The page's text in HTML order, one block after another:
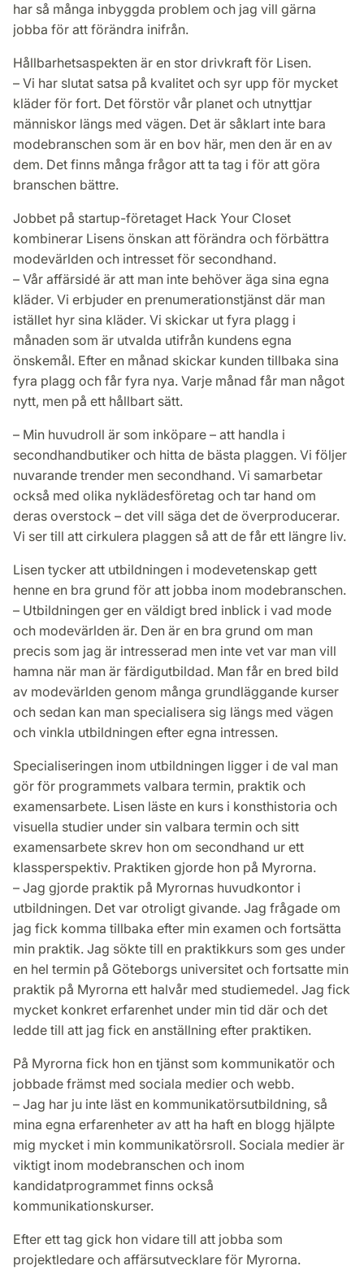
har så många inbyggda problem och jag vill gärna
jobba för att förändra inifrån.
Hållbarhetsaspekten är en stor drivkraft för Lisen.
– Vi har slutat satsa på kvalitet och syr upp för mycket
kläder för fort. Det förstör vår planet och utnyttjar
människor längs med vägen. Det är såklart inte bara
modebranschen som är en bov här, men den är en av
dem. Det finns många frågor att ta tag i för att göra
branschen bättre.
Jobbet på startup-företaget Hack Your Closet
kombinerar Lisens önskan att förändra och förbättra
modevärlden och intresset för secondhand.
– Vår affärsidé är att man inte behöver äga sina egna
kläder. Vi erbjuder en prenumerationstjänst där man
istället hyr sina kläder. Vi skickar ut fyra plagg i
månaden som är utvalda utifrån kundens egna
önskemål. Efter en månad skickar kunden tillbaka sina
fyra plagg och får fyra nya. Varje månad får man något
nytt, men på ett hållbart sätt.
– Min huvudroll är som inköpare – att handla i
secondhandbutiker och hitta de bästa plaggen. Vi följer
nuvarande trender men secondhand. Vi samarbetar
också med olika nyklädesföretag och tar hand om
deras overstock – det vill säga det de överproducerar.
Vi ser till att cirkulera plaggen så att de får ett längre liv.
Lisen tycker att utbildningen i modevetenskap gett
henne en bra grund för att jobba inom modebranschen.
– Utbildningen ger en väldigt bred inblick i vad mode
och modevärlden är. Den är en bra grund om man
precis som jag är intresserad men inte vet var man vill
hamna när man är färdigutbildad. Man får en bred bild
av modevärlden genom många grundläggande kurser
och sedan kan man specialisera sig längs med vägen
och vinkla utbildningen efter egna intressen.
Specialiseringen inom utbildningen ligger i de val man
gör för programmets valbara termin, praktik och
examensarbete. Lisen läste en kurs i konsthistoria och
visuella studier under sin valbara termin och sitt
examensarbete skrev hon om secondhand ur ett
klassperspektiv. Praktiken gjorde hon på Myrorna.
– Jag gjorde praktik på Myrornas huvudkontor i
utbildningen. Det var otroligt givande. Jag frågade om
jag fick komma tillbaka efter min examen och fortsätta
min praktik. Jag sökte till en praktikkurs som ges under
en hel termin på Göteborgs universitet och fortsatte min
praktik på Myrorna ett halvår med studiemedel. Jag fick
mycket konkret erfarenhet under min tid där och det
ledde till att jag fick en anställning efter praktiken.
På Myrorna fick hon en tjänst som kommunikatör och
jobbade främst med sociala medier och webb.
– Jag har ju inte läst en kommunikatörsutbildning, så
mina egna erfarenheter av att ha haft en blogg hjälpte
mig mycket i min kommunikatörsroll. Sociala medier är
viktigt inom modebranschen och inom
kandidatprogrammet finns också
kommunikationskurser.
Efter ett tag gick hon vidare till att jobba som
projektledare och affärsutvecklare för Myrorna.